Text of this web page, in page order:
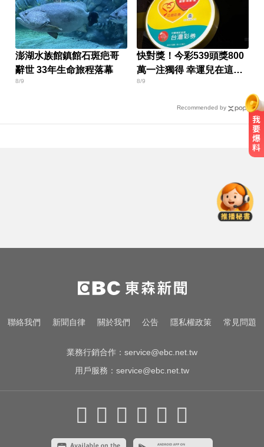
澎湖水族館鎮館石斑疤哥
辭世 33年生命旅程落幕
8/9
快對獎！今彩539頭獎800
萬一注獨得 幸運兒在這縣
市
8/9
Recommended by
你也有膝蓋喀喀響？醫揭1習慣 恐
害越走越沒力
台南死亡車禍！轎車遭大貨車壓
聯絡我們 新聞自律 關於我們 公告 隱私權政策 常見問題
業務行銷合作： service@ebc.net.tw
用戶服務： service@ebc.net.tw